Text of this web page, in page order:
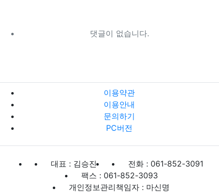
댓글이 없습니다.
이용약관
이용안내
문의하기
PC버전
대표 : 김승진
전화 : 061-852-3091
팩스 : 061-852-3093
개인정보관리책임자 : 마신명